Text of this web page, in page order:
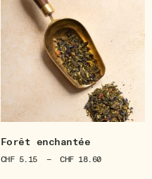
Forêt enchantée
CHF5.15 – CHF18.60